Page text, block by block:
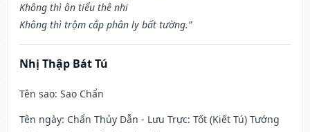
Không thì ôn tiểu thê nhi
Không thì trộm cắp phân ly bất tường.”
Nhị Thập Bát Tú
Tên sao: Sao Chẩn
Tên ngày: Chẩn Thủy Dẫn - Lưu Trực: Tốt (Kiết Tú) Tướng